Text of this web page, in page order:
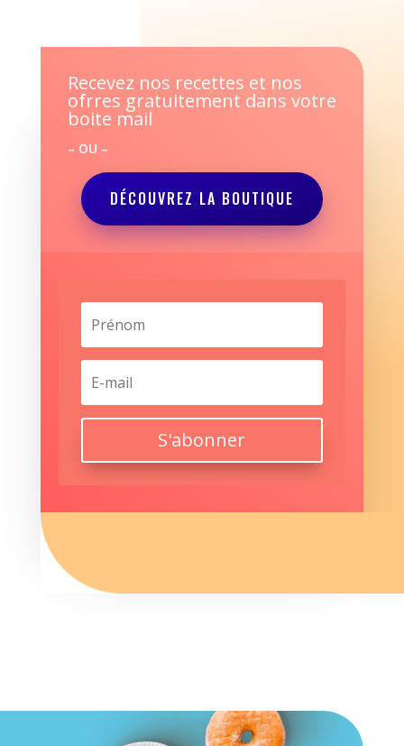
Recevez nos recettes et nos
ofrres gratuitement dans votre
boite mail
– OU –
DÉCOUVREZ LA BOUTIQUE
S'abonner